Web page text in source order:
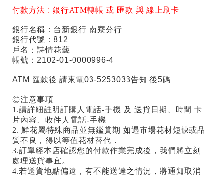
付款方法 :銀行ATM轉帳 或 匯款 與 線上刷卡
銀行名稱：台新銀行 南寮分行
銀行代號：812
戶名：詩情花藝
帳號：2102-01-0000996-4
ATM 匯款後 請來電03-5253033告知 後5碼
◎注意事項
1.請詳細註明訂購人電話-手機 及 送貨日期、時間 卡
片內容、收件人電話-手機
2. 鮮花屬特殊商品並無鑑賞期 如遇市場花材短缺或品
質不良，得以等值花材替代．
3.訂單經本店確認您的付款作業完成後，我們將立刻
處理送貨事宜。
4.若送貨地點偏遠，有不能送達之情況，將通知取消